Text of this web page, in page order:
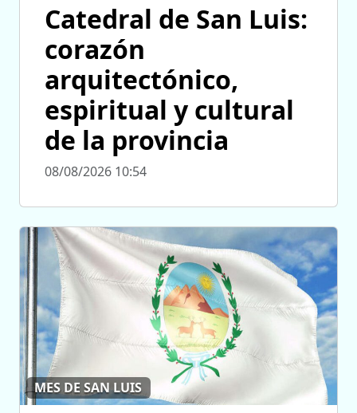
Catedral de San Luis:
corazón
arquitectónico,
espiritual y cultural
de la provincia
08/08/2026 10:54
MES DE SAN LUIS